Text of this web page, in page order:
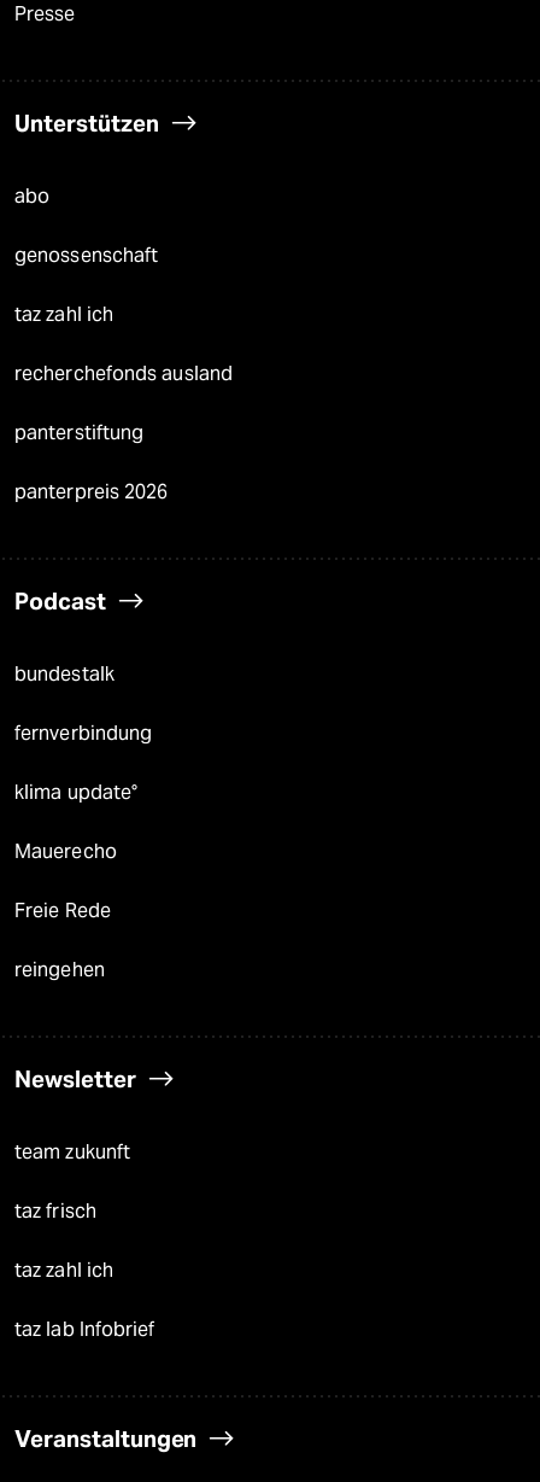
Presse
Unterstützen
abo
genossenschaft
taz zahl ich
recherchefonds ausland
panterstiftung
panterpreis 2026
Podcast
bundestalk
fernverbindung
klima update°
Mauerecho
Freie Rede
reingehen
Newsletter
team zukunft
taz frisch
taz zahl ich
taz lab Infobrief
Veranstaltungen